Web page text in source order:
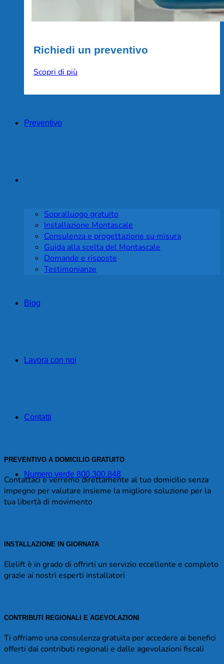
Richiedi un preventivo
Scopri di più
Preventivo
Sopralluogo gratuito
Installazione Montascale
Consulenza e progettazione su misura
Guida alla scelta del Montascale
Domande e risposte
Testimonianze
Blog
Lavora con noi
Contatti
Numero verde 800.300.848
PREVENTIVO A DOMICILIO GRATUITO
Contattaci e verremo direttamente al tuo domicilio senza
impegno per valutare insieme la migliore soluzione per la
tua libertà di movimento
INSTALLAZIONE IN GIORNATA
Elelift è in grado di offrirti un servizio eccellente e completo
grazie ai nostri esperti installatori
CONTRIBUTI REGIONALI E AGEVOLAZIONI
Ti offriamo una consulenza gratuita per accedere ai benefici
offerti dai contributi regionali e dalle agevolazioni fiscali